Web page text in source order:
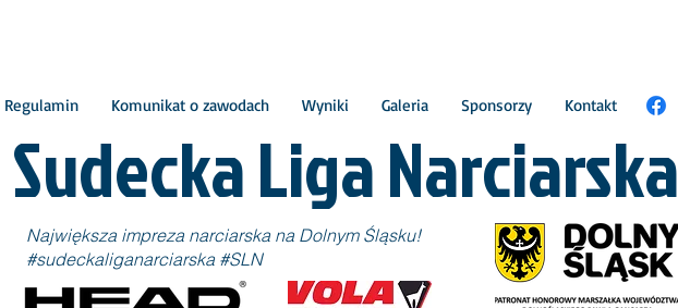
Regulamin Komunikat o zawodach Wyniki Galeria Sponsorzy Kontakt
Sudecka Liga Narciarska
Największa impreza narciarska na Dolnym Śląsku!
#sudeckaliganarciarska #SLN